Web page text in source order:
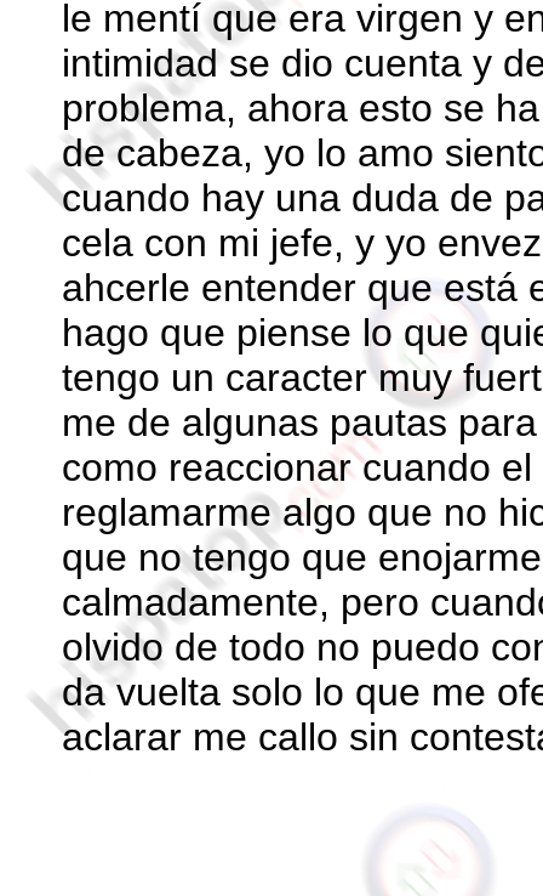
le mentí que era virgen y
intimidad se dio cuenta y
problema, ahora esto se
de cabeza, yo lo amo
cuando hay una duda de
cela con mi jefe, y yo
ahcerle entender que está
hago que piense lo que
tengo un caracter muy
me de algunas pautas
como reaccionar cuando
reglamarme algo que no
que no tengo que
calmadamente, pero
olvido de todo no puedo
da vuelta solo lo que me
aclarar me callo sin